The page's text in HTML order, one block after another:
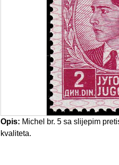
Opis: Michel br. 5 sa slijepim
kvaliteta.